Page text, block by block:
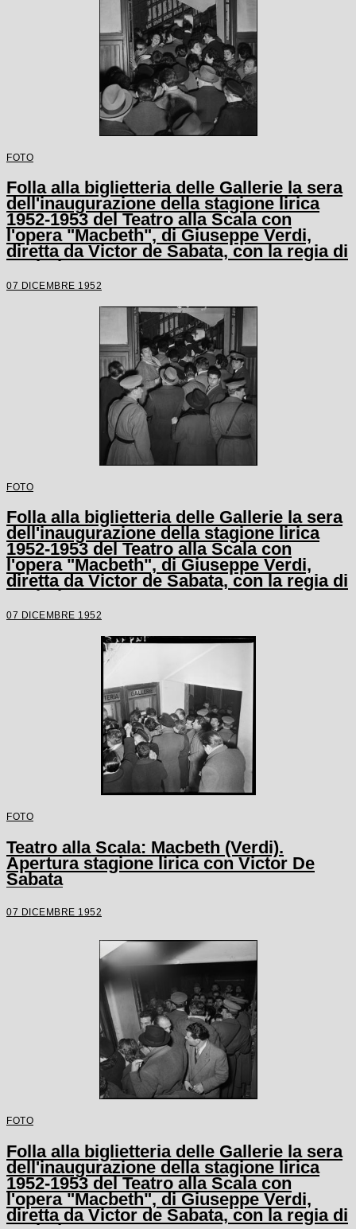
FOTO
Folla alla biglietteria delle Gallerie la sera
dell'inaugurazione della stagione lirica
1952-1953 del Teatro alla Scala con
l'opera "Macbeth", di Giuseppe Verdi,
diretta da Victor de Sabata, con la regia di
Carl Ebert
07 DICEMBRE 1952
FOTO
Folla alla biglietteria delle Gallerie la sera
dell'inaugurazione della stagione lirica
1952-1953 del Teatro alla Scala con
l'opera "Macbeth", di Giuseppe Verdi,
diretta da Victor de Sabata, con la regia di
Carl Ebert
07 DICEMBRE 1952
FOTO
Teatro alla Scala: Macbeth (Verdi).
Apertura stagione lirica con Victor De
Sabata
07 DICEMBRE 1952
FOTO
Folla alla biglietteria delle Gallerie la sera
dell'inaugurazione della stagione lirica
1952-1953 del Teatro alla Scala con
l'opera "Macbeth", di Giuseppe Verdi,
diretta da Victor de Sabata, con la regia di